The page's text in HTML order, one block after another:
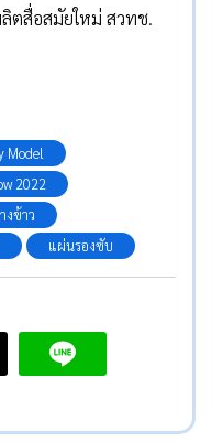
ลิตสื่อสมัยใหม่ สวทช.
Model
2022
งข้าว
แผ่นรองซับ